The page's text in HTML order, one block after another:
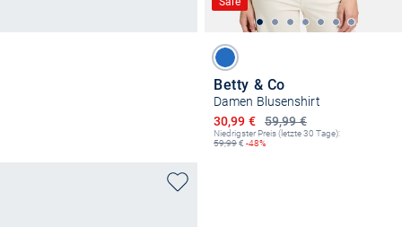
Betty & Co
Damen Blusenshirt
59,99 €
Ermäßigter Preis
30,99 €
Niedrigster Preis (letzte 30 Tage):
59,99€ -48%